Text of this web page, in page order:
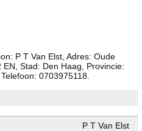
P T Van Elst, Adres: Oude
Stad: Den Haag, Provincie:
0703975118.
P T Van Elst